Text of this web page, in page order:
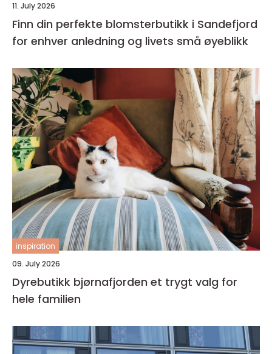
11. July 2026
Finn din perfekte blomsterbutikk i Sandefjord
for enhver anledning og livets små øyeblikk
inspiration
09. July 2026
Dyrebutikk bjørnafjorden et trygt valg for
hele familien